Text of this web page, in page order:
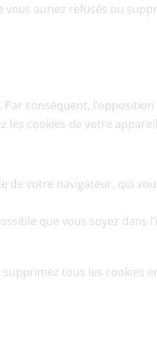
auriez refusés ou
conséquent,
cookies de votre
de votre navigateur, qui
que vous soyez dans
tous les cookies